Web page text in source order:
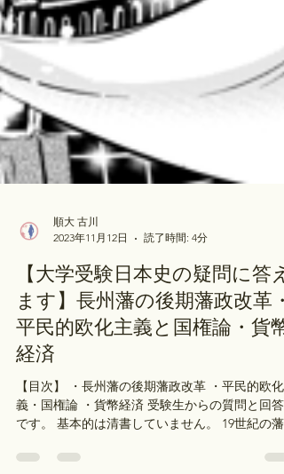
順大 古川
2023年11月12日
読了時間: 4分
【大学受験日本史の疑問に答え
ます】長州藩の後期藩政改革・
平民的欧化主義と国権論・貨幣
経済
【目次】 ・長州藩の後期藩政改革 ・平民的欧化